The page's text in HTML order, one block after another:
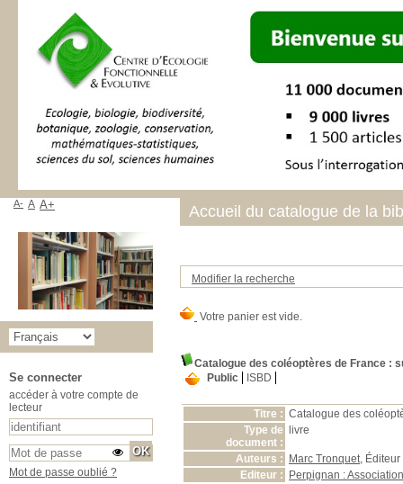
Modifier la recherche
Catalogue des coléoptères de France :
Public
ISBD
Titre : Catalogue des
Type de
document :
livre
Auteurs : Marc Tronquet,
Editeur :
Perpignan :
Accueil du catalogue de la
A- A A+
Se connecter
accéder à votre compte de
lecteur
Mot de passe oublié ?